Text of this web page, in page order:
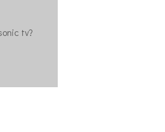
tv?